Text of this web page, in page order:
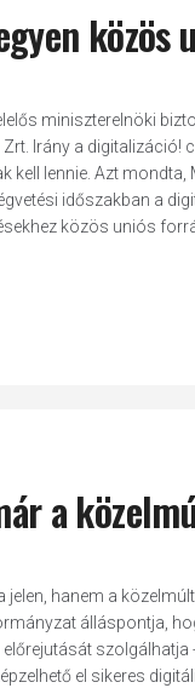
közös
miniszterelnöki
Irány a
kell lennie. Azt
időszakban a
közös uniós
a
jelen, hanem a
álláspontja,
el sikeres